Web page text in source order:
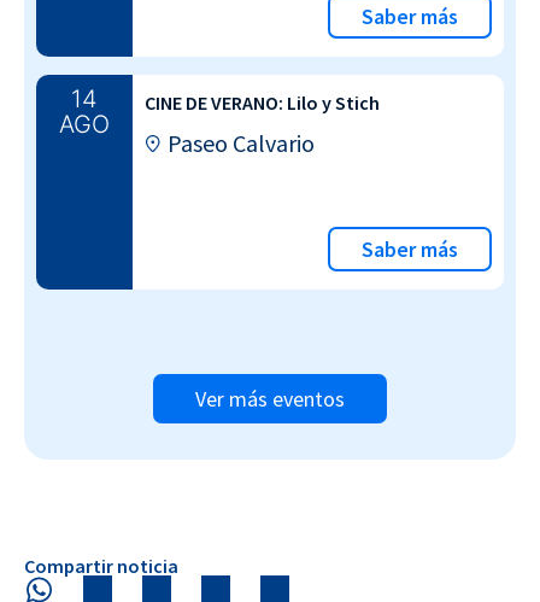
Saber más
14
AGO
CINE DE VERANO: Lilo y Stich
Paseo Calvario
Saber más
Ver más eventos
Compartir noticia